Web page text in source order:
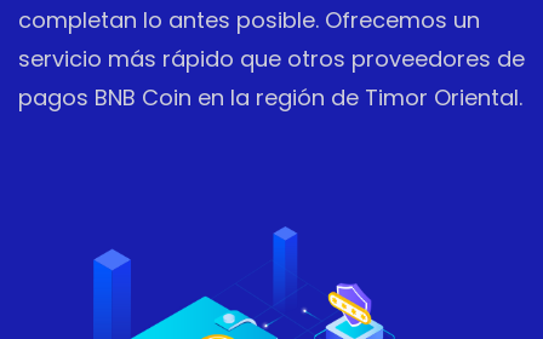
completan lo antes posible. Ofrecemos un
servicio más rápido que otros proveedores de
pagos BNB Coin en la región de Timor Oriental.